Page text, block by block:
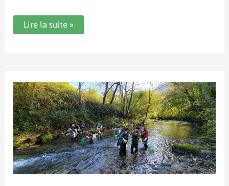
Différences
entre
tacon
:
apprendre
à
ne
plus
les
confondre
Lire la suite »